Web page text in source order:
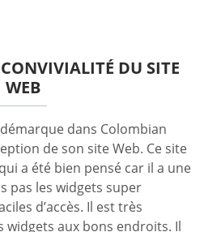
DU SITE
WEB
dans Colombian
de son site Web. Ce site
a été bien pensé car il a une
pas les widgets super
d’accès. Il est très
aux bons endroits. Il